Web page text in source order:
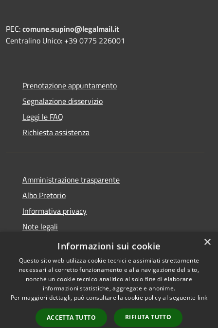
PEC:comune.supino@legalmail.it
Centralino Unico: +39 0775 226001
Prenotazione appuntamento
Segnalazione disservizio
Leggi le FAQ
Richiesta assistenza
Amministrazione trasparente
Albo Pretorio
Informativa privacy
Note legali
Dichiarazione di accessibilità
Accessibilità
Copyright © 2026 • Comune di
Supino • Powered by
Municipium•
Accesso
×
Informazioni sui cookie
Questo sito web utilizza cookie tecnici e assimilati strettamente
necessari al corretto funzionamento e alla navigazione del sito,
nonché un cookie tecnico analitico al solo fine di elaborare
informazioni statistiche, aggregate e anonime.
Per maggiori dettagli, può consultare la cookie policy al seguente link
ACCETTA TUTTO RIFIUTA TUTTO